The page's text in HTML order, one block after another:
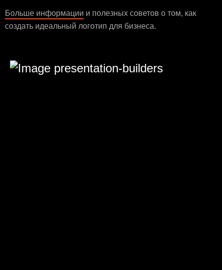
Больше информации и полезных советов о том, как
создать идеальный логотип для бизнеса.